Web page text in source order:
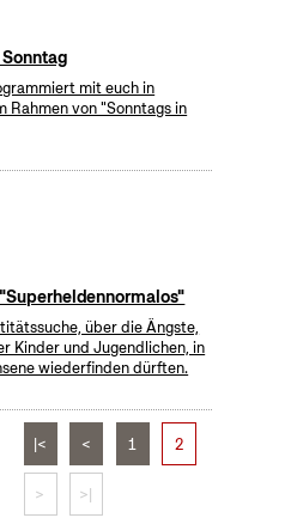
mit euch in
Rahmen von "Sonntags in
über die Ängste,
Kinder und Jugendlichen, in
wiederfinden dürften.
|< < 1 2
> >|